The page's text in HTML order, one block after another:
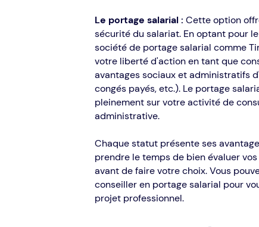
Le portage salarial : Cette option
sécurité du salariat. En optant pour
société de portage salarial comme
votre liberté d'action en tant que
avantages sociaux et administratifs
congés payés, etc.). Le portage
pleinement sur votre activité de
administrative.
Chaque statut présente ses
prendre le temps de bien évaluer
avant de faire votre choix. Vous
conseiller en portage salarial pour
projet professionnel.